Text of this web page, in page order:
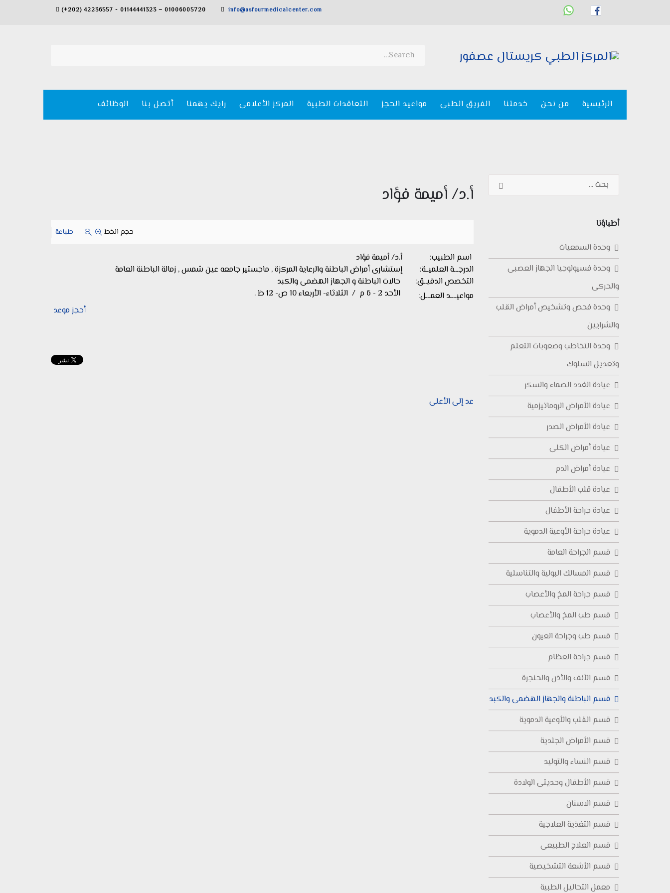
(+202) 42236557 - 01144441323 – 01006005720 info@asfourmedicalcenter.com
الرئيسية من نحن خدمتنا الفريق الطبى مواعيد الحجز التعاقدات الطبية المركز الأعلامى رايك يهمنا أتصل بنا الوظائف
أطباؤنا
وحدة السمعيات
وحدة فسيولوجيا الجهاز العصبى
والحركى
وحدة فحص وتشخيص أمراض القلب
والشرايين
وحدة التخاطب وصعوبات التعلم
وتعديل السلوك
عيادة الغدد الصماء والسكر
عيادة الأمراض الروماتيزمية
عيادة الأمراض الصدر
عيادة أمراض الكلى
عيادة أمراض الدم
عيادة قلب الأطفال
عيادة جراحة الأطفال
عيادة جراحة الأوعية الدموية
قسم الجراحة العامة
قسم المسالك البولية والتناسلية
قسم جراحة المخ والأعصاب
قسم طب المخ والأعصاب
قسم طب وجراحة العيون
قسم جراحة العظام
قسم الأنف والأذن والحنجرة
قسم الباطنة والجهاز الهضمى والكبد
قسم القلب والأوعية الدموية
قسم الأمراض الجلدية
قسم النساء والتوليد
قسم الأطفال وحديثى الولادة
قسم الاسنان
قسم التغذية العلاجية
قسم العلاج الطبيعى
قسم الأشعة التشخيصية
معمل التحاليل الطبية
أ.د/ أميمة فؤاد
حجم الخط طباعة
أ.د/ أميمة فؤاد
اسم الطبيب:
إستشارى أمراض الباطنة والرعاية المركزة , ماجستير جامعه عين شمس , زمالة الباطنة العامة
الدرجـــة العلميــة:
حالات الباطنة و الجهاز الهضمى والكبد
التخصص الدقيــق:
الأحد 2 - 6 م / الثلاثاء- الأربعاء 10 ص- 12 ظ .
مواعيــــد العمـــل:
أحجز موعد
عد إلى الأعلى